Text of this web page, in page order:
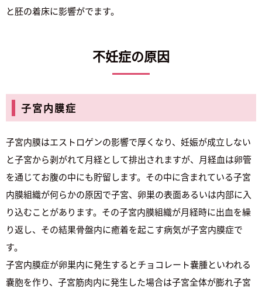
と胚の着床に影響がでます。
不妊症の原因
子宮内膜症
子宮内膜はエストロゲンの影響で厚くなり、妊娠が成立しない
と子宮から剥がれて月経として排出されますが、月経血は卵管
を通じてお腹の中にも貯留します。その中に含まれている子宮
内膜組織が何らかの原因で子宮、卵巣の表面あるいは内部に入
り込むことがあります。その子宮内膜組織が月経時に出血を繰
り返し、その結果骨盤内に癒着を起こす病気が子宮内膜症で
す。
子宮内膜症が卵巣内に発生するとチョコレート嚢腫といわれる
嚢胞を作り、子宮筋肉内に発生した場合は子宮全体が膨れ子宮